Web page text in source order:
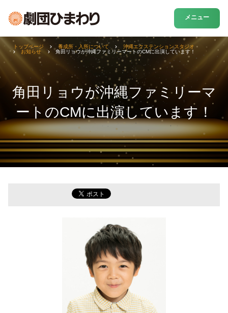
メニュー
角田リョウが沖縄ファミリーマ
ートのCMに出演しています！
トップページ 養成所・入所について
沖縄エクステンションスタジオ
お知らせ
角田リョウが沖縄ファミリーマートのCMに出演しています！